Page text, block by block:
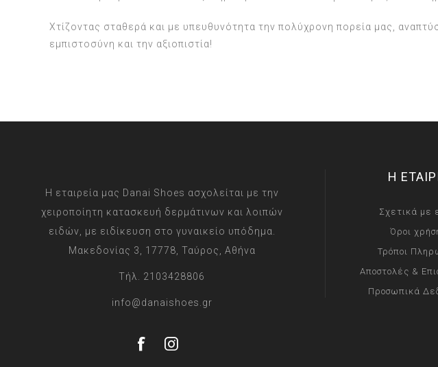
Χτίζοντας σταθερά και με υπευθυνότητα την πολύχρονη πορεία μας,
εμπιστοσύνη και την αξιοπιστία!
Η εταιρεία μας Danai Shoes ασχολείται με την
χειροποίητη κατασκευή δερμάτινων και λοιπών
ειδών, με ειδίκευση στο γυναικείο υπόδημα.
Μακεδονίας 3, 17778, Ταύρος, Αθήνα
Τήλ. 2103428806
info@danaishoes.gr
Η
Σχετικά με
Όροι
Τρόποι
Αποστολές &
Προσωπικά